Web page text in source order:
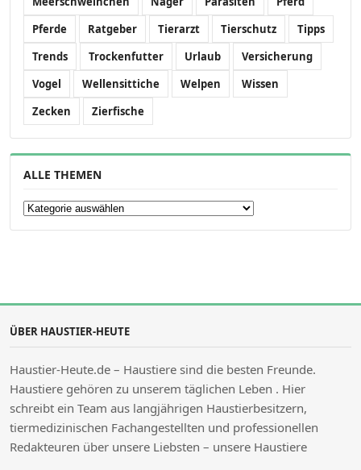
Pferde
Ratgeber Tierarzt Tierschutz
Tipps
Trends
Trockenfutter Urlaub
Versicherung
Vogel
Wellensittiche Welpen
Wissen
Zecken
Zierfische
ALLE THEMEN
Alle Themen
ÜBER HAUSTIER-HEUTE
Haustier-Heute.de – Haustiere sind die besten Freunde.
Haustiere gehören zu unserem täglichen Leben . Hier
schreibt ein Team aus langjährigen Haustierbesitzern,
tiermedizinischen Fachangestellten und professionellen
Redakteuren über unsere Liebsten – unsere Haustiere